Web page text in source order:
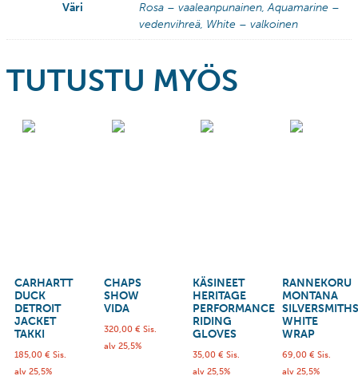
Väri
Rosa – vaaleanpunainen, Aquamarine –
vedenvihreä, White – valkoinen
TUTUSTU MYÖS
CARHARTT
DUCK
DETROIT
JACKET
TAKKI
185,00 € Sis.
alv 25,5%
CHAPS
SHOW
VIDA
320,00 € Sis.
alv 25,5%
KÄSINEET
HERITAGE
PERFORMANCE
RIDING
GLOVES
35,00€ Sis.
alv 25,5%
RANNEKORU
MONTANA
SILVERSMITHS
WHITE
WRAP
69,00 € Sis.
alv 25,5%